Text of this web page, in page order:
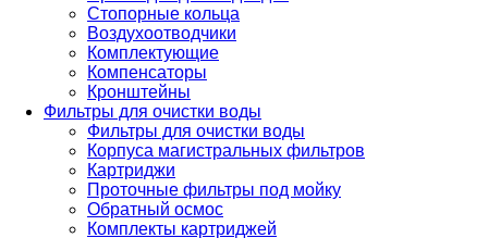
Стопорные кольца
Воздухоотводчики
Комплектующие
Компенсаторы
Кронштейны
Фильтры для очистки воды
Фильтры для очистки воды
Корпуса магистральных фильтров
Картриджи
Проточные фильтры под мойку
Обратный осмос
Комплекты картриджей